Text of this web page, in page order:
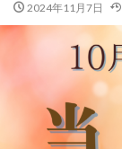
2024年11月7日